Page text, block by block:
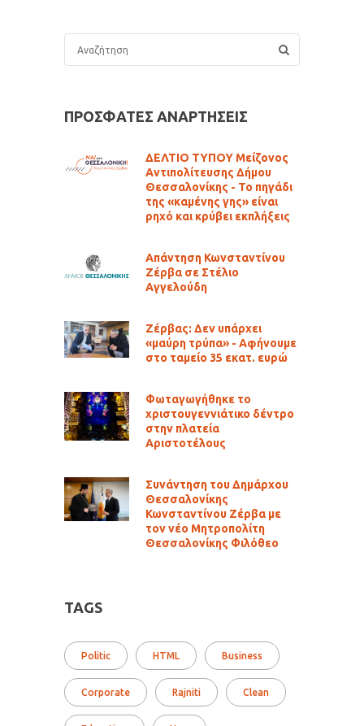
ΠΡΟΣΦΑΤΕΣ ΑΝΑΡΤΗΣΕΙΣ
ΔΕΛΤΙΟ ΤΥΠΟΥ Μείζονος
Αντιπολίτευσης Δήμου
Θεσσαλονίκης - Το πηγάδι
της «καμένης γης» είναι
ρηχό και κρύβει εκπλήξεις
Απάντηση Κωνσταντίνου
Ζέρβα σε Στέλιο
Αγγελούδη
Ζέρβας: Δεν υπάρχει
«μαύρη τρύπα» - Αφήνουμε
στο ταμείο 35 εκατ. ευρώ
Φωταγωγήθηκε το
χριστουγεννιάτικο δέντρο
στην πλατεία
Αριστοτέλους
Συνάντηση του Δημάρχου
Θεσσαλονίκης
Κωνσταντίνου Ζέρβα με
τον νέο Μητροπολίτη
Θεσσαλονίκης Φιλόθεο
TAGS
Politic HTML Business
Corporate Rajniti Clean